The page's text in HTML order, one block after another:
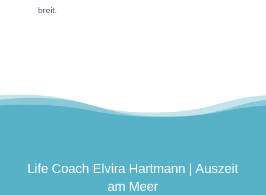
breit.
Life Coach Elvira Hartmann | Auszeit
am Meer